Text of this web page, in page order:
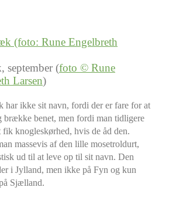
september (foto © Rune
Larsen)
har ikke sit navn, fordi der er fare for at
brække benet, men fordi man tidligere
knogleskørhed, hvis de åd den.
massevis af den lille mosetroldurt,
ud til at leve op til sit navn. Den
i Jylland, men ikke på Fyn og kun
Sjælland.